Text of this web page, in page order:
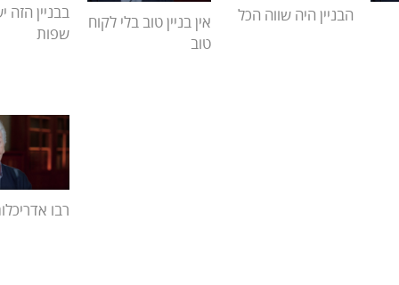
בבניין הזה
שפות
אין בניין טוב בלי לקוח
טוב
הבניין היה שווה הכל
רבו